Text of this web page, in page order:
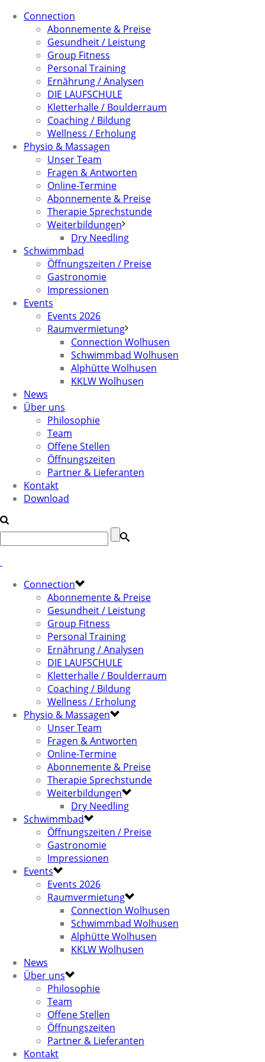
Connection
Abonnemente & Preise
Gesundheit / Leistung
Group Fitness
Personal Training
Ernährung / Analysen
DIE LAUFSCHULE
Kletterhalle / Boulderraum
Coaching / Bildung
Wellness / Erholung
Physio & Massagen
Unser Team
Fragen & Antworten
Online-Termine
Abonnemente & Preise
Therapie Sprechstunde
Weiterbildungen
Dry Needling
Schwimmbad
Öffnungszeiten / Preise
Gastronomie
Impressionen
Events
Events 2026
Raumvermietung
Connection Wolhusen
Schwimmbad Wolhusen
Alphütte Wolhusen
KKLW Wolhusen
News
Über uns
Philosophie
Team
Offene Stellen
Öffnungszeiten
Partner & Lieferanten
Kontakt
Download
Connection
Abonnemente & Preise
Gesundheit / Leistung
Group Fitness
Personal Training
Ernährung / Analysen
DIE LAUFSCHULE
Kletterhalle / Boulderraum
Coaching / Bildung
Wellness / Erholung
Physio & Massagen
Unser Team
Fragen & Antworten
Online-Termine
Abonnemente & Preise
Therapie Sprechstunde
Weiterbildungen
Dry Needling
Schwimmbad
Öffnungszeiten / Preise
Gastronomie
Impressionen
Events
Events 2026
Raumvermietung
Connection Wolhusen
Schwimmbad Wolhusen
Alphütte Wolhusen
KKLW Wolhusen
News
Über uns
Philosophie
Team
Offene Stellen
Öffnungszeiten
Partner & Lieferanten
Kontakt